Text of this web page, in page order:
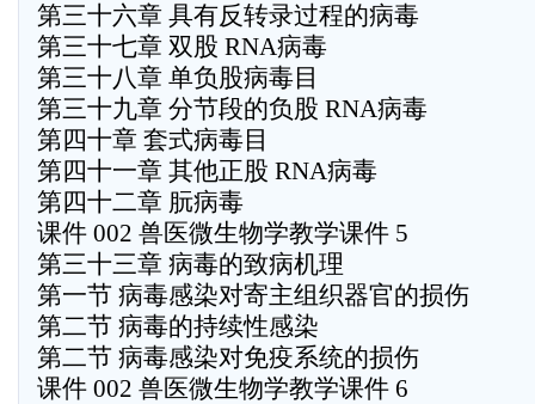
第三十六章 具有反转录过程的病毒
第三十七章 双股 RNA病毒
第三十八章 单负股病毒目
第三十九章 分节段的负股 RNA病毒
第四十章 套式病毒目
第四十一章 其他正股 RNA病毒
第四十二章 朊病毒
课件 002 兽医微生物学教学课件 5
第三十三章 病毒的致病机理
第一节 病毒感染对寄主组织器官的损伤
第二节 病毒的持续性感染
第二节 病毒感染对免疫系统的损伤
课件 002 兽医微生物学教学课件 6